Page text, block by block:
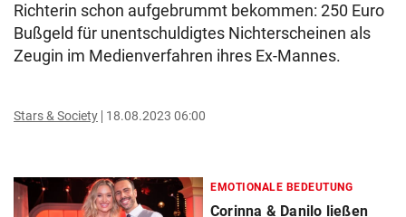
Richterin schon aufgebrummt bekommen: 250 Euro
Bußgeld für unentschuldigtes Nichterscheinen als
Zeugin im Medienverfahren ihres Ex-Mannes.
Stars & Society 18.08.2023 06:00
EMOTIONALE BEDEUTUNG
Corinna & Danilo ließen